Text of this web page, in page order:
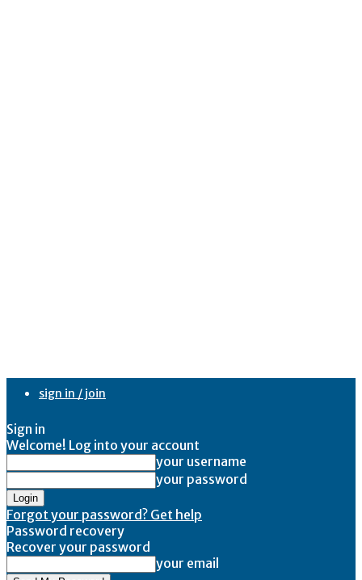
sign in / join
Sign in
Welcome! Log into your account
your username
your password
Forgot your password? Get help
Password recovery
Recover your password
your email